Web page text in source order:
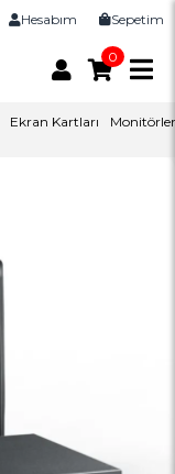
Sepetim
Hesabım
0
Ekran Kartları Monitörler